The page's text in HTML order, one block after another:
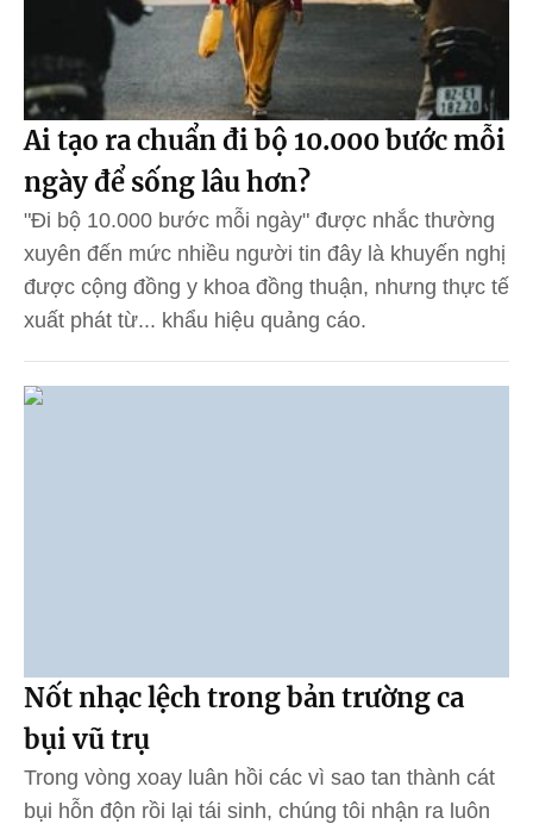
Ai tạo ra chuẩn đi bộ 10.000 bước mỗi
ngày để sống lâu hơn?
"Đi bộ 10.000 bước mỗi ngày" được nhắc thường
xuyên đến mức nhiều người tin đây là khuyến nghị
được cộng đồng y khoa đồng thuận, nhưng thực tế
xuất phát từ... khẩu hiệu quảng cáo.
Nốt nhạc lệch trong bản trường ca
bụi vũ trụ
Trong vòng xoay luân hồi các vì sao tan thành cát
bụi hỗn độn rồi lại tái sinh, chúng tôi nhận ra luôn